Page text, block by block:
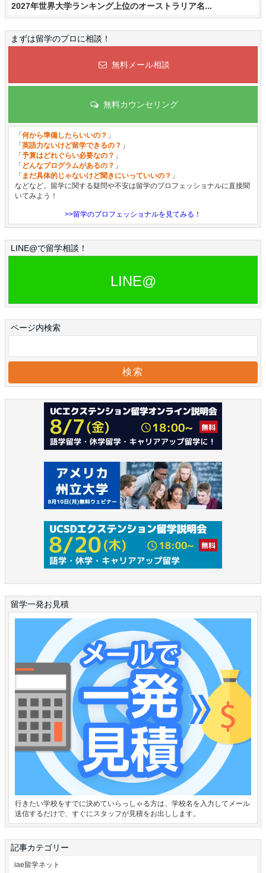
2027年世界大学ランキング上位のオーストラリア名...
まずは留学のプロに相談！
無料メール相談
無料カウンセリング
「何から準備したらいいの？ 」
「英語力ないけど留学できるの？ 」
「予算はどれぐらい必要なの？ 」
「 どんなプログラムがあるの？ 」
「 まだ具体的じゃないけど聞きにいっていいの？ 」
などなど。留学に関する疑問や不安は留学のプロフェッショナルに直接聞
いてみよう！
>>留学のプロフェッショナルを見てみる！
LINE@で留学相談！
LINE@
ページ内検索
留学一発お見積
行きたい学校をすでに決めていらっしゃる方は、学校名を入力してメール
送信するだけで、すぐにスタッフが見積をお出しします。
記事カテゴリー
iae留学ネット